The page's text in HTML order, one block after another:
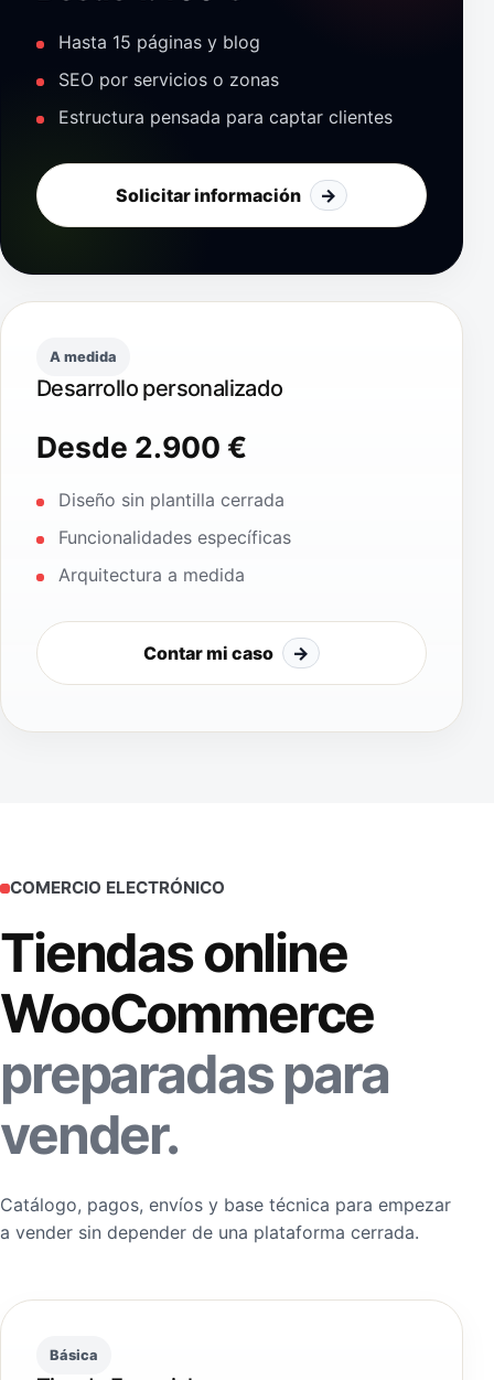
Hasta 15 páginas y blog
SEO por servicios o zonas
Estructura pensada para captar clientes
Solicitar información →
A medida
Desarrollo personalizado
Desde 2.900 €
Diseño sin plantilla cerrada
Funcionalidades específicas
Arquitectura a medida
Contar mi caso →
COMERCIO ELECTRÓNICO
Tiendas online
WooCommerce
preparadas para
vender.
Catálogo, pagos, envíos y base técnica para empezar
a vender sin depender de una plataforma cerrada.
Básica